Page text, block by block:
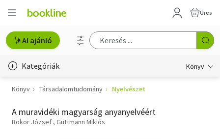
Üres
AI ajánló
Kategóriák Könyv
Életmód, egészség
Erotika
Könyv Társadalomtudomány Nyelvészet
A muravidéki magyarság anyanyelvéért
Bokor József Guttmann Miklós